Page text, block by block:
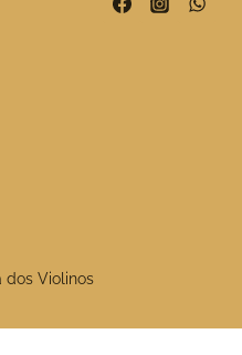
dos Violinos